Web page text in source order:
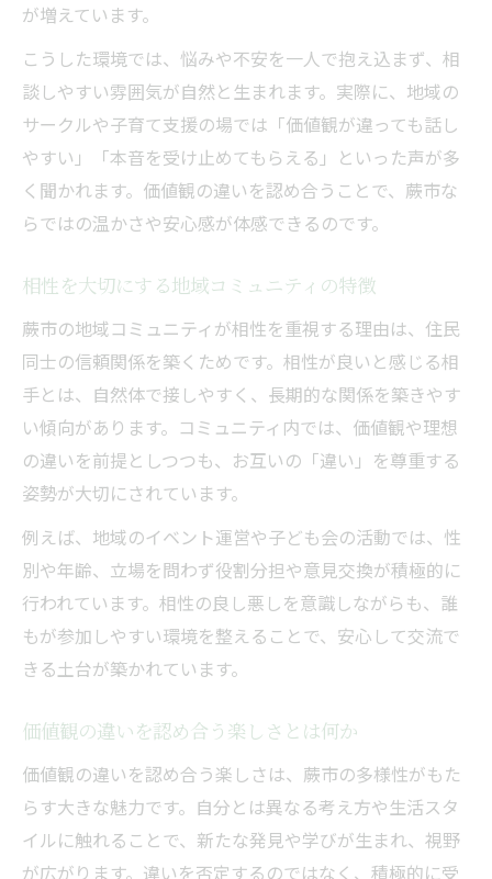
価値観の違いを楽しむ蕨市民の心構え
が増えています。
こうした環境では、悩みや不安を一人で抱え込まず、相
談しやすい雰囲気が自然と生まれます。実際に、地域の
サークルや子育て支援の場では「価値観が違っても話し
やすい」「本音を受け止めてもらえる」といった声が多
く聞かれます。価値観の違いを認め合うことで、蕨市な
らではの温かさや安心感が体感できるのです。
相性を大切にする地域コミュニティの特徴
蕨市の地域コミュニティが相性を重視する理由は、住民
同士の信頼関係を築くためです。相性が良いと感じる相
手とは、自然体で接しやすく、長期的な関係を築きやす
い傾向があります。コミュニティ内では、価値観や理想
の違いを前提としつつも、お互いの「違い」を尊重する
姿勢が大切にされています。
例えば、地域のイベント運営や子ども会の活動では、性
別や年齢、立場を問わず役割分担や意見交換が積極的に
行われています。相性の良し悪しを意識しながらも、誰
もが参加しやすい環境を整えることで、安心して交流で
きる土台が築かれています。
価値観の違いを認め合う楽しさとは何か
価値観の違いを認め合う楽しさは、蕨市の多様性がもた
らす大きな魅力です。自分とは異なる考え方や生活スタ
イルに触れることで、新たな発見や学びが生まれ、視野
が広がります。違いを否定するのではなく、積極的に受